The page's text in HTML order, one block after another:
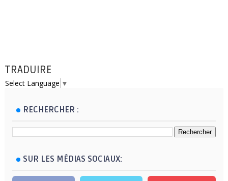
TRADUIRE
Select Language ▼
RECHERCHER :
SUR LES MÉDIAS SOCIAUX: